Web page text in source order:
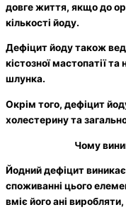
довге життя, якщо до
кількості йоду.
Дефіцит йоду також
кістозної мастопатії та
шлунка.
Окрім того, дефіцит
холестерину та
Чому
Йодний дефіцит
споживанні цього
вміє його ані